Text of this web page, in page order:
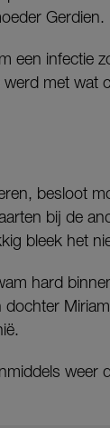
Gerdien.
een infectie
met
besloot
bij de
bleek het
hard
weer